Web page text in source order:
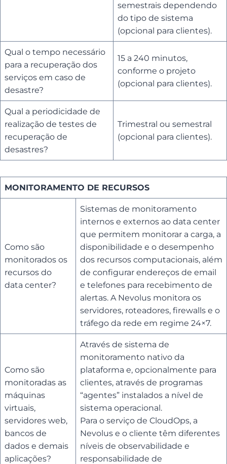
semestrais dependendo
do tipo de sistema
(opcional para clientes).
Qual o tempo necessário
para a recuperação dos
serviços em caso de
desastre?
15 a 240 minutos,
conforme o projeto
(opcional para clientes).
Qual a periodicidade de
realização de testes de
recuperação de
desastres?
Trimestral ou semestral
(opcional para clientes).
MONITORAMENTO DE RECURSOS
Como são
monitorados os
recursos do
data center?
Sistemas de monitoramento
internos e externos ao data center
que permitem monitorar a carga, a
disponibilidade e o desempenho
dos recursos computacionais, além
de configurar endereços de email
e telefones para recebimento de
alertas. A Nevolus monitora os
servidores, roteadores, firewalls e o
tráfego da rede em regime 24×7.
Como são
monitoradas as
máquinas
virtuais,
servidores web,
bancos de
dados e demais
aplicações?
Através de sistema de
monitoramento nativo da
plataforma e, opcionalmente para
clientes, através de programas
“agentes” instalados a nível de
sistema operacional.
Para o serviço de CloudOps, a
Nevolus e o cliente têm diferentes
níveis de observabilidade e
responsabilidade de